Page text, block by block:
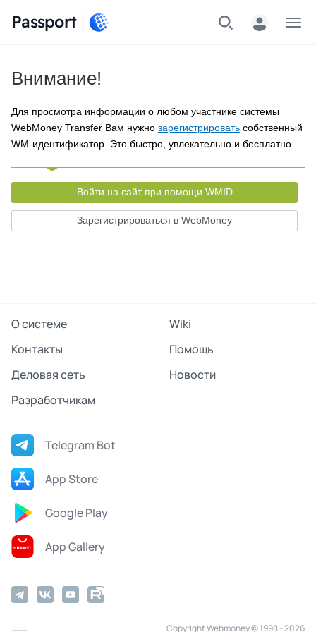
Passport
Внимание!
Для просмотра информации о любом участнике системы
WebMoney Transfer Вам нужно зарегистрировать собственный
WM-идентификатор. Это быстро, увлекательно и бесплатно.
Войти на сайт при помощи WMID
Зарегистрироваться в WebMoney
О системе
Wiki
Контакты
Помощь
Деловая сеть
Новости
Разработчикам
Telegram Bot
App Store
Google Play
App Gallery
Copyright Webmoney © 1998 - 2026